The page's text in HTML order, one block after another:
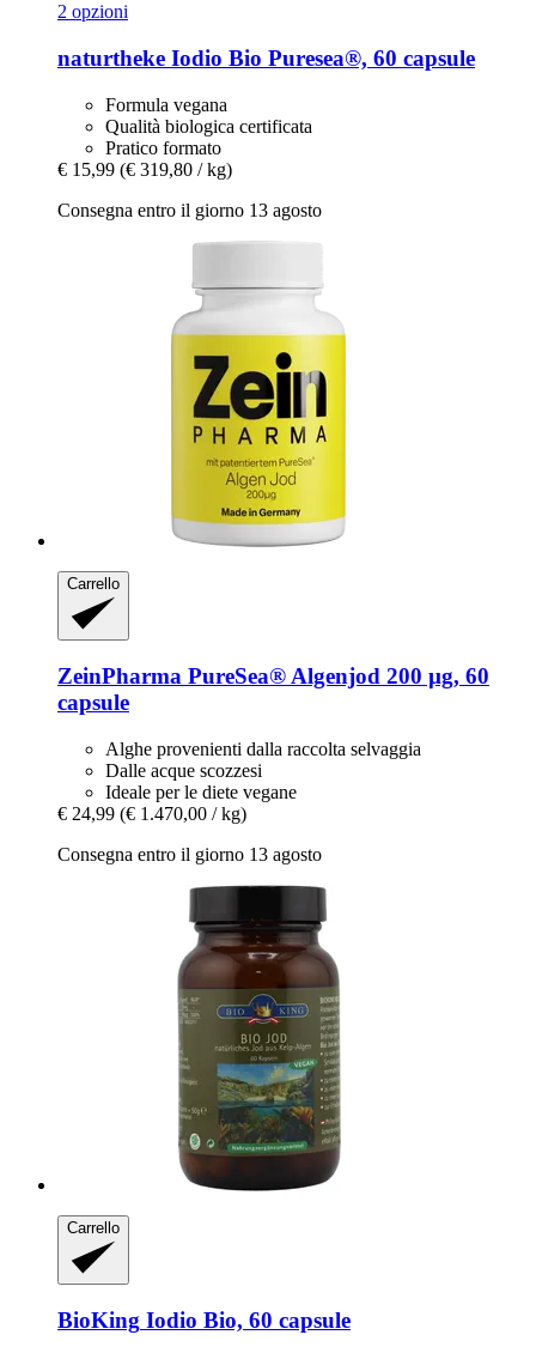
2 opzioni
naturtheke Iodio Bio Puresea®, 60 capsule
Formula vegana
Qualità biologica certificata
Pratico formato
€ 15,99 (€ 319,80 / kg)
Consegna entro il giorno 13 agosto
Carrello
ZeinPharma PureSea® Algenjod 200 µg, 60
capsule
Alghe provenienti dalla raccolta selvaggia
Dalle acque scozzesi
Ideale per le diete vegane
€ 24,99 (€ 1.470,00 / kg)
Consegna entro il giorno 13 agosto
Carrello
BioKing Iodio Bio, 60 capsule